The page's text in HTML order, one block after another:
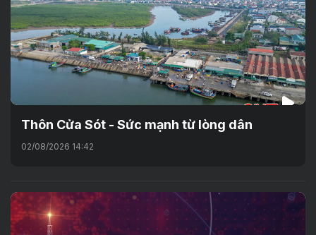
Thôn Cửa Sót - Sức mạnh từ lòng dân
02/08/2026 14:42